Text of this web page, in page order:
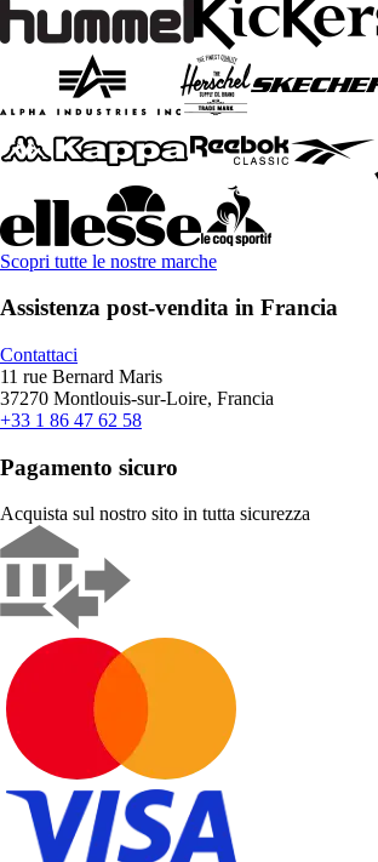
Scopri tutte le nostre marche
Assistenza post-vendita in Francia
Contattaci
11 rue Bernard Maris
37270 Montlouis-sur-Loire, Francia
+33 1 86 47 62 58
Pagamento sicuro
Acquista sul nostro sito in tutta sicurezza